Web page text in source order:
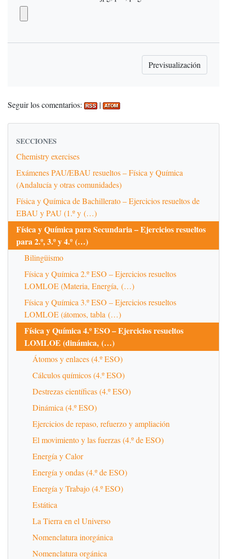
Seguir los comentarios: |
SECCIONES
Chemistry exercises
Exámenes PAU/EBAU resueltos – Física y Química
(Andalucía y otras comunidades)
Física y Química de Bachillerato – Ejercicios resueltos de
EBAU y PAU (1.º y (…)
Física y Química para Secundaria – Ejercicios resueltos
para 2.º, 3.º y 4.º (…)
Bilingüismo
Física y Química 2.º ESO – Ejercicios resueltos
LOMLOE (Materia, Energía, (…)
Física y Química 3.º ESO – Ejercicios resueltos
LOMLOE (átomos, tabla (…)
Física y Química 4.º ESO – Ejercicios resueltos
LOMLOE (dinámica, (…)
Átomos y enlaces (4.º ESO)
Cálculos químicos (4.º ESO)
Destrezas científicas (4.º ESO)
Dinámica (4.º ESO)
Ejercicios de repaso, refuerzo y ampliación
El movimiento y las fuerzas (4.º de ESO)
Energía y Calor
Energía y ondas (4.º de ESO)
Energía y Trabajo (4.º ESO)
Estática
La Tierra en el Universo
Nomenclatura inorgánica
Nomenclatura orgánica